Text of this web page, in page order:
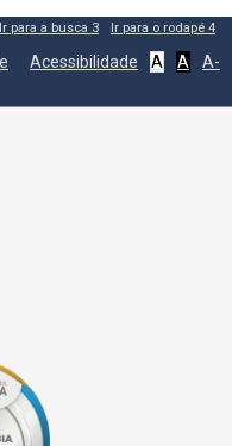
Ir para a busca 3 Ir para o rodapé 4
Acessibilidade A A A-